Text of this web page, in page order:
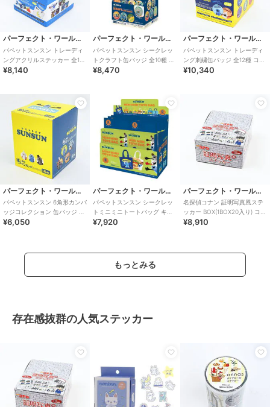
パーフェクト・ワールド・トーキョー
パペットスンスン トレーディ
ングアクリルステッカー 全10
種 コンプリートBOX
¥8,140
パーフェクト・ワールド・トーキョー
パペットスンスン シークレッ
トクラフト缶バッジ 全10種 コ
ンプリートBOX
¥8,470
パーフェクト・ワールド・トーキョー
パペットスンスン トレーディ
ング刺繍缶バッジ 全12種 コン
プリートBOX
¥10,340
パーフェクト・ワールド・トーキョー
パペットスンスン 6角形カンバ
ッジコレクション 缶バッジ 全
8種 コンプリートBOX
¥6,050
パーフェクト・ワールド・トーキョー
パペットスンスン シークレッ
トミニミニトートバッグ キー
ホルダー 全8種 コンプリート
¥7,920
パーフェクト・ワールド・トーキョー
名探偵コナン 証明写真風ステ
ッカー BOX(1BOX20入り) コナ
ンくん
¥8,910
もっとみる
存在感抜群の人気ステッカー